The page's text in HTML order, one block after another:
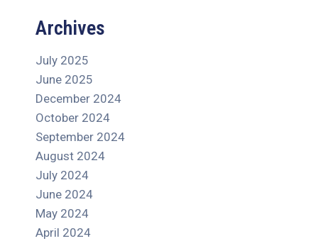
Archives
July 2025
June 2025
December 2024
October 2024
September 2024
August 2024
July 2024
June 2024
May 2024
April 2024